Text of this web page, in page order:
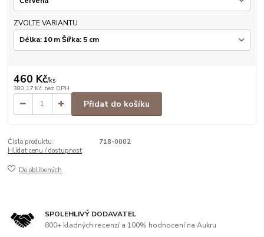
ZVOLTE VARIANTU
460 Kč/ks
380,17 Kč bez DPH
Přidat do košíku
Číslo produktu:
718-0002
Hlídat cenu / dostupnost
Do oblíbených
SPOLEHLIVÝ DODAVATEL
800+ kladných recenzí a 100% hodnocení na Aukru